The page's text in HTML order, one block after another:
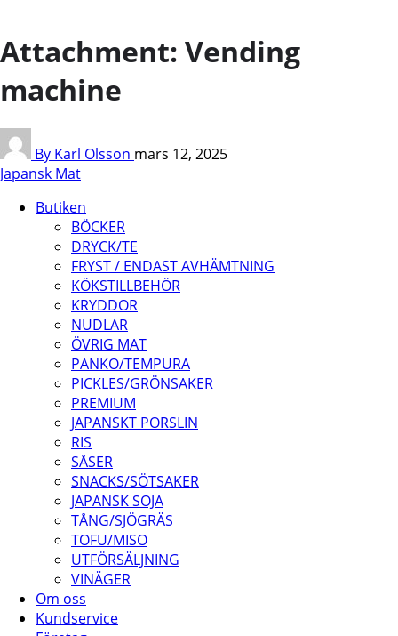
Attachment: Vending
machine
By Karl Olsson mars 12, 2025
Japansk Mat
Butiken
BÖCKER
DRYCK/TE
FRYST / ENDAST AVHÄMTNING
KÖKSTILLBEHÖR
KRYDDOR
NUDLAR
ÖVRIG MAT
PANKO/TEMPURA
PICKLES/GRÖNSAKER
PREMIUM
JAPANSKT PORSLIN
RIS
SÅSER
SNACKS/SÖTSAKER
JAPANSK SOJA
TÅNG/SJÖGRÄS
TOFU/MISO
UTFÖRSÄLJNING
VINÄGER
Om oss
Kundservice